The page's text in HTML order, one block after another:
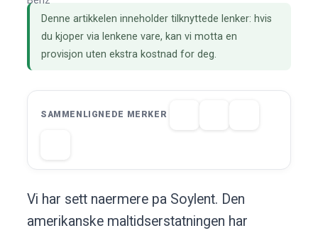
Denne artikkelen inneholder tilknyttede lenker: hvis
du kjoper via lenkene vare, kan vi motta en
provisjon uten ekstra kostnad for deg.
SAMMENLIGNEDE MERKER
Vi har sett naermere pa Soylent. Den
amerikanske maltidserstatningen har